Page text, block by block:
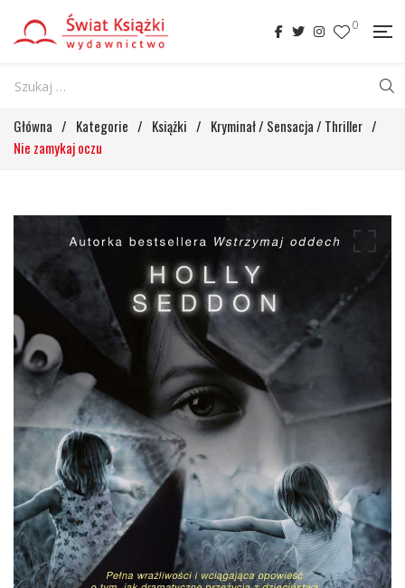
0
Główna / Kategorie / Książki / Kryminał / Sensacja / Thriller /
Nie zamykaj oczu